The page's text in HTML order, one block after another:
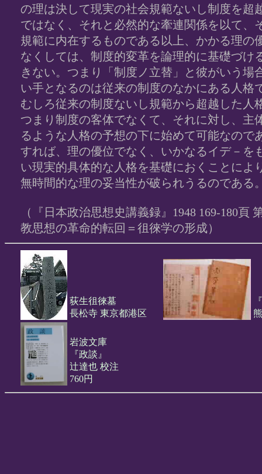
の理は決して現実の社会規範ないし制度を超
ではなく、それと必然的な牽連関係を以て、
規範に内在するものである以上、かかる理の
なくしては、制度的変革を論理的に基礎づけ
きない。つまり「制度ノ立替」と彼がいう場
い手となるのは従来の制度のなかにある人格
むしろ従来の制度ないし規範から超越した人
つまり制度の客体でなくて、それに対し、主
るような人格の予想の下に始めて可能なので
すれば、理の優位でなく、いかなるイデ－を
い現実的具体的な人格を基礎におくことによ
無時間的な理の妥当性が破られうるのである
（『日本政治思想史講義録』1948 169-180頁
教思想の革命的転回＝徂徠学の形成）
荻生徂徠墓
長松寺 東京都港区
岩波文庫
『政談』
辻達也 校注
760円